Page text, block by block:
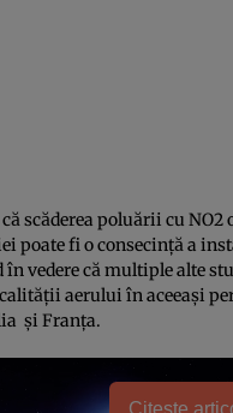
scăderea poluării cu NO2
poate fi o consecință a
în vedere că multiple alte
aerului în aceeași
și Franța.
Citește